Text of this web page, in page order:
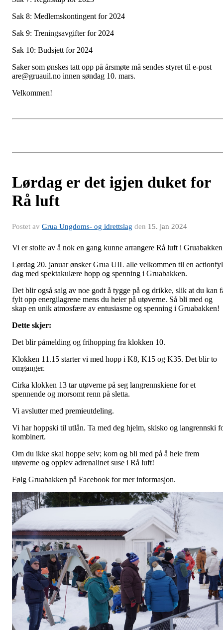
Sak 8: Medlemskontingent for 2024
Sak 9: Treningsavgifter for 2024
Sak 10: Budsjett for 2024
Saker som ønskes tatt opp på årsmøte må sendes styret til e-post
are@gruauil.no innen søndag 10. mars.
Velkommen!
Lørdag er det igjen duket for
Rå luft
Postet av Grua Ungdoms- og idrettslag den 15. jan 2024
Vi er stolte av å nok en gang kunne arrangere Rå luft i
Lørdag 20. januar ønsker Grua UIL alle velkommen til en
dag med spektakulære hopp og spenning i Gruabakken.
Det blir også salg av noe godt å tygge på og drikke, slik at du kan
fylt opp energilagrene mens du heier på utøverne. Så bli med og
skap en unik atmosfære av entusiasme og spenning i Gruabakken!
Dette skjer:
Det blir påmelding og frihopping fra klokken 10.
Klokken 11.15 starter vi med hopp i K8, K15 og K35. Det blir to
omganger.
Cirka klokken 13 tar utøverne på seg langrennskiene for et
spennende og morsomt renn på sletta.
Vi avslutter med premieutdeling.
Vi har hoppski til utlån. Ta med deg hjelm, skisko og langrennski
kombinert.
Om du ikke skal hoppe selv; kom og bli med på å heie frem
utøverne og opplev adrenalinet suse i Rå luft!
Følg Gruabakken på Facebook for mer informasjon.